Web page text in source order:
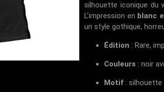
silhouette iconique du
L’impression en blanc
un style gothique,
Édition : Rare,
Couleurs : noir
Motif :